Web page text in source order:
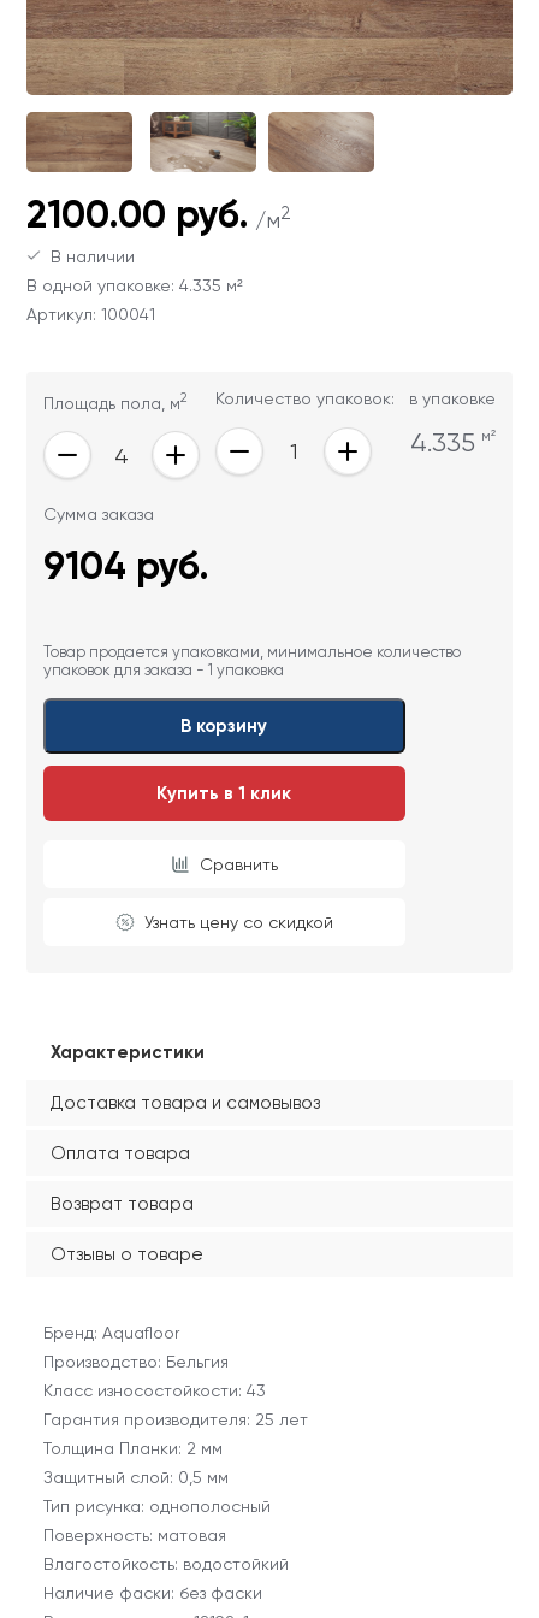
ОТПРАВИТЬ
лицам
Ваши данные не будут переданы третьим
лицам
Ваши данные не будут переданы третьим
лицам
2100.00 руб. /м2
В наличии
В одной упаковке: 4.335 м²
Артикул: 100041
Площадь пола, м2 Количество упаковок: в упаковке
4.335 м²
Сумма заказа
9104 руб.
Товар продается упаковками, минимальное количество
упаковок для заказа - 1 упаковка
В корзину
Купить в 1 клик
Сравнить
Узнать цену со скидкой
Характеристики
Доставка товара и самовывоз
Оплата товара
Возврат товара
Отзывы о товаре
Бренд: Aquafloor
Производство: Бельгия
Класс износостойкости: 43
Гарантия производителя: 25 лет
Толщина Планки: 2 мм
Защитный слой: 0,5 мм
Тип рисунка: однополосный
Поверхность: матовая
Влагостойкость: водостойкий
Наличие фаски: без фаски